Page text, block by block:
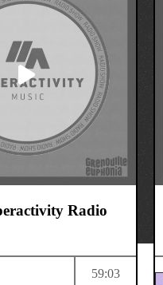
Radio
59:03